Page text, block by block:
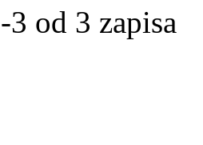
od 3 zapisa